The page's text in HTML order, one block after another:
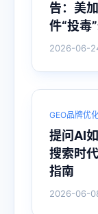
告：美
件“投毒
2026-06-
GEO品牌优
提问AI
搜索时
指南
2026-06-